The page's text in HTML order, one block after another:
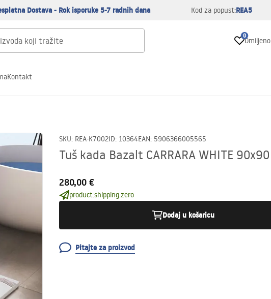
Dostava - Rok isporuke 5-7 radnih dana Kod za popust:REA5
0
Omiljeno
Kontakt
SKU: REA-K7002ID: 10364EAN: 5906366005565
Tuš kada Bazalt CARRARA WHITE 90x90
280,00 €
product:shipping.zero
Dodaj u košaricu
Pitajte za proizvod